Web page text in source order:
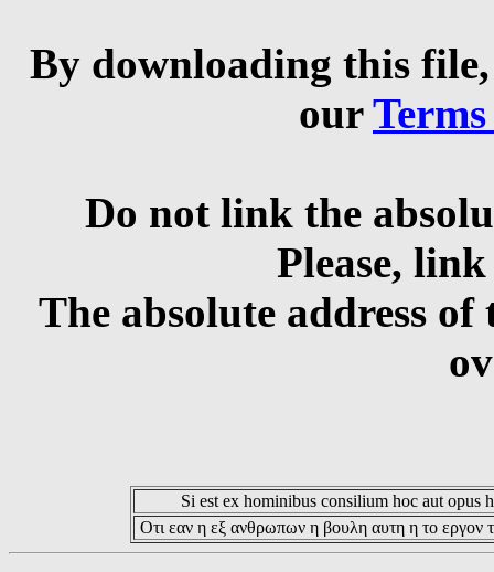
By downloading this
our
Do not link the
Please,
The absolute address
Si est ex hominibus consilium hoc aut opus
Οτι εαν η εξ ανθρωπων η βουλη αυτη η το εργον